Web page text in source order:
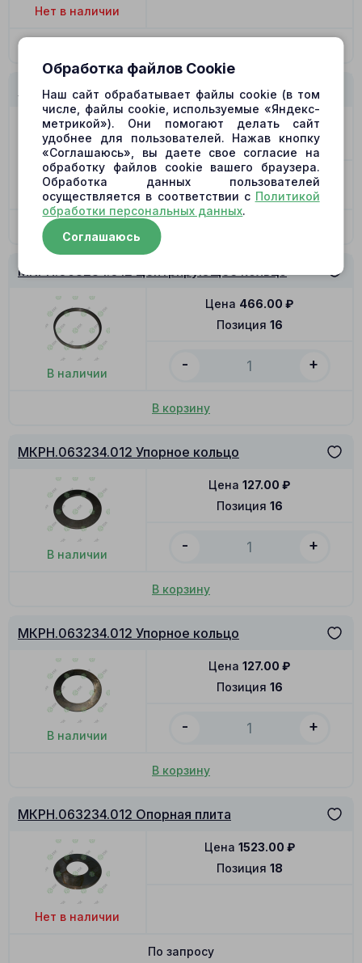
Нет в наличии
МКРН.063234.012 Распределитель L
В наличии
Позиция 12
Цена 2459.00 ₽
- +
В корзину
МКРН.063234.012 Центрирующее кольцо
В наличии
Позиция 16
Цена 466.00 ₽
- +
В корзину
МКРН.063234.012 Упорное кольцо
В наличии
Позиция 16
Цена 127.00 ₽
- +
В корзину
МКРН.063234.012 Упорное кольцо
В наличии
Позиция 16
Цена 127.00 ₽
- +
В корзину
МКРН.063234.012 Опорная плита
Нет в наличии
Позиция 18
Цена 1523.00 ₽
По запросу
Обработка файлов Cookie
Наш сайт обрабатывает файлы cookie (в том
числе, файлы cookie, используемые «Яндекс-
метрикой»). Они помогают делать сайт
удобнее для пользователей. Нажав кнопку
«Соглашаюсь», вы даете свое согласие на
обработку файлов cookie вашего браузера.
Обработка данных пользователей
осуществляется в соответствии с Политикой
обработки персональных данных.
Соглашаюсь